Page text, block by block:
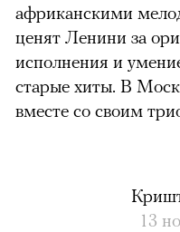
африканскими
ценят Ленини за
исполнения и
старые хиты. В
вместе со своим
13